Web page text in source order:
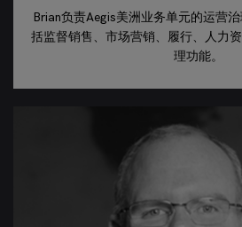
Brian负责Aegis美洲业务单元的运营
括监督销售、市场营销、履行、人力
理功能。